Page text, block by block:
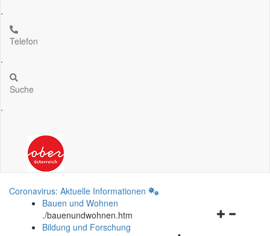
.
Telefon
.
Suche
.
Coronavirus: Aktuelle Informationen
Bauen und Wohnen
./bauenundwohnen.htm
Bildung und Forschung